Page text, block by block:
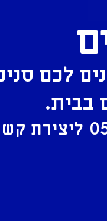
לכם
בבית.